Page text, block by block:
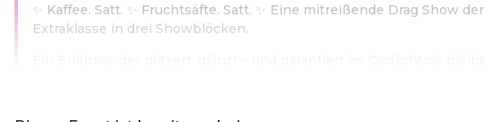
✨ Kaffee. Satt. ✨ Fruchtsäfte. Satt. ✨ Eine mitreißende Drag Show der
Extraklasse in drei Showblöcken.